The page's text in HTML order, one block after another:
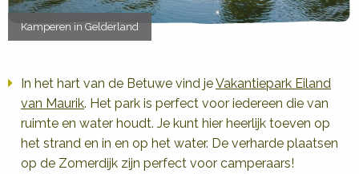
Kamperen in Gelderland
In het hart van de Betuwe vind jeVakantiepark Eiland
van Maurik. Het park is perfect voor iedereen die van
ruimte en water houdt. Je kunt hier heerlijk toeven op
het strand en in en op het water. De verharde plaatsen
op de Zomerdijk zijn perfect voor camperaars!